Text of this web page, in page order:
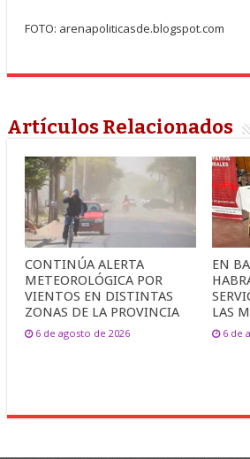
FOTO: arenapoliticasde.blogspot.com
Artículos Relacionados
CONTINÚA ALERTA
METEOROLÓGICA POR
VIENTOS EN DISTINTAS
ZONAS DE LA PROVINCIA
6 de agosto de 2026
EN
LAS
6 de